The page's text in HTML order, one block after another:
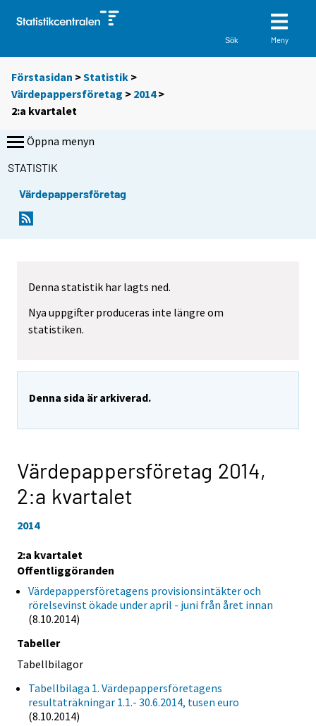
Sök Meny
Förstasidan >Statistik >
Värdepappersföretag > 2014>
2:a kvartalet
Öppna menyn
STATISTIK
Värdepappersföretag
Denna statistik har lagts ned.
Nya uppgifter produceras inte längre om
statistiken.
Denna sida är arkiverad.
Värdepappersföretag 2014,
2:a kvartalet
2014
2:a kvartalet
Offentliggöranden
Värdepappersföretagens provisionsintäkter och
rörelsevinst ökade under april - juni från året innan
(8.10.2014)
Tabeller
Tabellbilagor
Tabellbilaga 1. Värdepappersföretagens
resultaträkningar 1.1.- 30.6.2014, tusen euro
(8.10.2014)